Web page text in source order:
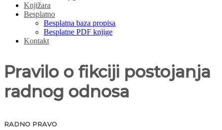
Knjižara
Besplatno
Besplatna baza propisa
Besplatne PDF knjige
Kontakt
Pravilo o fikciji postojanja
radnog odnosa
RADNO PRAVO